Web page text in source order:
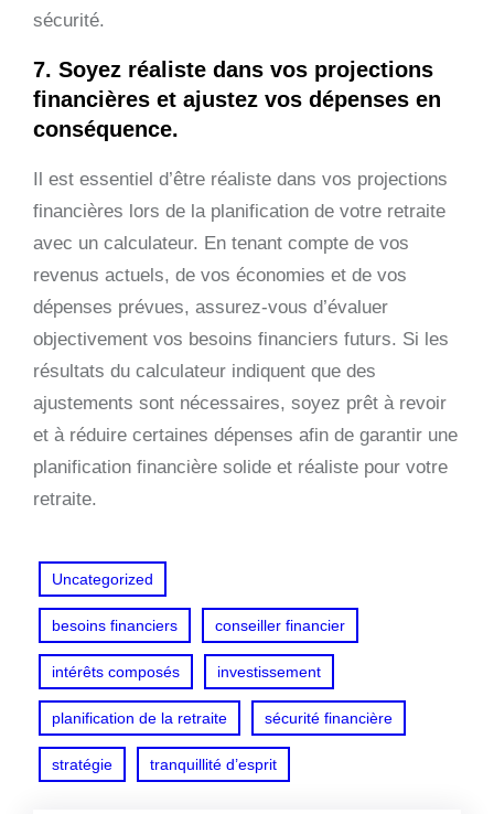
sécurité.
7. Soyez réaliste dans vos projections
financières et ajustez vos dépenses en
conséquence.
Il est essentiel d’être réaliste dans vos projections
financières lors de la planification de votre retraite
avec un calculateur. En tenant compte de vos
revenus actuels, de vos économies et de vos
dépenses prévues, assurez-vous d’évaluer
objectivement vos besoins financiers futurs. Si les
résultats du calculateur indiquent que des
ajustements sont nécessaires, soyez prêt à revoir
et à réduire certaines dépenses afin de garantir une
planification financière solide et réaliste pour votre
retraite.
Uncategorized
besoins financiers conseiller financier
intérêts composés investissement
planification de la retraite sécurité financière
stratégie tranquillité d’esprit